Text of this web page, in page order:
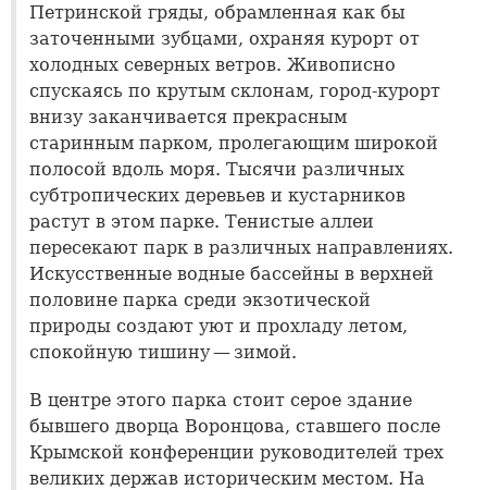
Петринской гряды, обрамленная как бы
заточенными зубцами, охраняя курорт от
холодных северных ветров. Живописно
спускаясь по крутым склонам, город-курорт
внизу заканчивается прекрасным
старинным парком, пролегающим широкой
полосой вдоль моря. Тысячи различных
субтропических деревьев и кустарников
растут в этом парке. Тенистые аллеи
пересекают парк в различных направлениях.
Искусственные водные бассейны в верхней
половине парка среди экзотической
природы создают уют и прохладу летом,
спокойную тишину — зимой.
В центре этого парка стоит серое здание
бывшего дворца Воронцова, ставшего после
Крымской конференции руководителей трех
великих держав историческим местом. На